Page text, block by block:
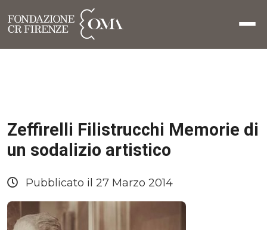
Zeffirelli Filistrucchi Memorie di
un sodalizio artistico
Pubblicato il 27 Marzo 2014